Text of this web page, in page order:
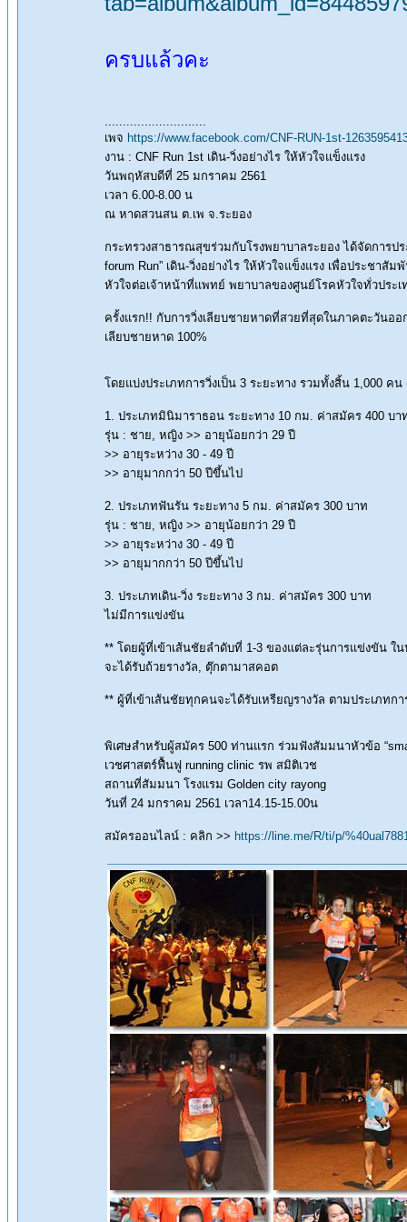
ครบแล้วคะ
............................
เพจ https://www.facebook.com/CNF-RUN-1st-
งาน : CNF Run 1st เดิน-วิ่งอย่างไร ให้หัวใจแข็งแรง
วันพฤหัสบดีที่ 25 มกราคม 2561
เวลา 6.00-8.00 น
ณ หาดสวนสน ต.เพ จ.ระยอง
กระทรวงสาธารณสุขร่วมกับโรงพยาบาลระยอง ได้จัดการป
forum Run” เดิน-วิ่งอย่างไร ให้หัวใจแข็งแรง เพื่อประชา
หัวใจต่อเจ้าหน้าที่แพทย์ พยาบาลของศูนย์โรคหัวใจทั่วประ
ครั้งแรก!! กับการวิ่งเลียบชายหาดที่สวยที่สุดในภาคตะวันอ
เลียบชายหาด 100%
โดยแบ่งประเภทการวิ่งเป็น 3 ระยะทาง รวมทั้งสิ้น 1,000 ค
1. ประเภทมินิมาราธอน ระยะทาง 10 กม. ค่าสมัคร 400 บา
รุ่น : ชาย, หญิง >> อายุน้อยกว่า 29 ปี
>> อายุระหว่าง 30 - 49 ปี
>> อายุมากกว่า 50 ปีขึ้นไป
2. ประเภทฟันรัน ระยะทาง 5 กม. ค่าสมัคร 300 บาท
รุ่น : ชาย, หญิง >> อายุน้อยกว่า 29 ปี
>> อายุระหว่าง 30 - 49 ปี
>> อายุมากกว่า 50 ปีขึ้นไป
3. ประเภทเดิน-วิ่ง ระยะทาง 3 กม. ค่าสมัคร 300 บาท
ไม่มีการแข่งขัน
** โดยผู้ที่เข้าเส้นชัยลำดับที่ 1-3 ของแต่ละรุ่นการแข่งขัน ใ
จะได้รับถ้วยรางวัล, ตุ๊กตามาสคอต
** ผู้ที่เข้าเส้นชัยทุกคนจะได้รับเหรียญรางวัล ตามประเภทก
พิเศษสำหรับผู้สมัคร 500 ท่านแรก ร่วมฟังสัมมนาหัวข้อ
เวชศาสตร์ฟื้นฟู running clinic รพ สมิติเวช
สถานที่สัมมนา โรงแรม Golden city rayong
วันที่ 24 มกราคม 2561 เวลา14.15-15.00น
สมัครออนไลน์ : คลิก >> https://line.me/R/ti/p/